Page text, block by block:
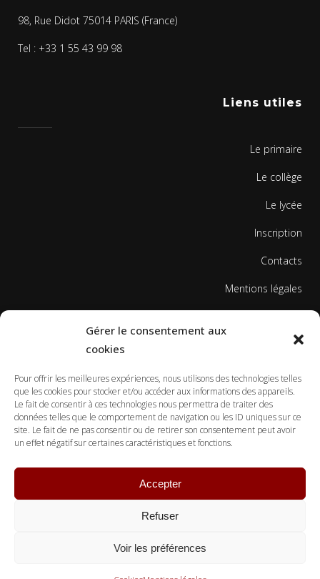
Gérer le consentement aux
cookies
Pour offrir les meilleures expériences, nous utilisons des technologies telles
que les cookies pour stocker et/ou accéder aux informations des appareils.
Le fait de consentir à ces technologies nous permettra de traiter des
données telles que le comportement de navigation ou les ID uniques sur ce
site. Le fait de ne pas consentir ou de retirer son consentement peut avoir
un effet négatif sur certaines caractéristiques et fonctions.
Accepter
Refuser
Voir les préférences
98, Rue Didot 75014 PARIS (France)
Tel : +33 1 55 43 99 98
Liens utiles
Le primaire
Le collège
Le lycée
Inscription
Contacts
Mentions légales
© Copyright Ecole Georges Gusdorf 2017